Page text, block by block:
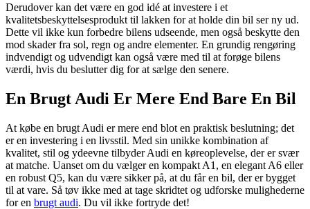
Derudover kan det være en god idé at investere i et
kvalitetsbeskyttelsesprodukt til lakken for at holde din bil ser ny ud.
Dette vil ikke kun forbedre bilens udseende, men også beskytte den
mod skader fra sol, regn og andre elementer. En grundig rengøring
indvendigt og udvendigt kan også være med til at forøge bilens
værdi, hvis du beslutter dig for at sælge den senere.
En Brugt Audi Er Mere End Bare En Bil
At købe en brugt Audi er mere end blot en praktisk beslutning; det
er en investering i en livsstil. Med sin unikke kombination af
kvalitet, stil og ydeevne tilbyder Audi en køreoplevelse, der er svær
at matche. Uanset om du vælger en kompakt A1, en elegant A6 eller
en robust Q5, kan du være sikker på, at du får en bil, der er bygget
til at vare. Så tøv ikke med at tage skridtet og udforske mulighederne
for en brugt audi. Du vil ikke fortryde det!